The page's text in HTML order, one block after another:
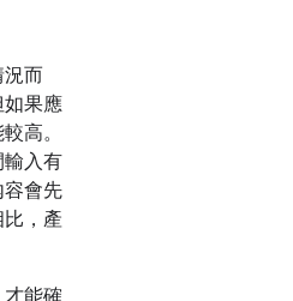
況而
如果應
高。
輸入有
容會先
，產
能確